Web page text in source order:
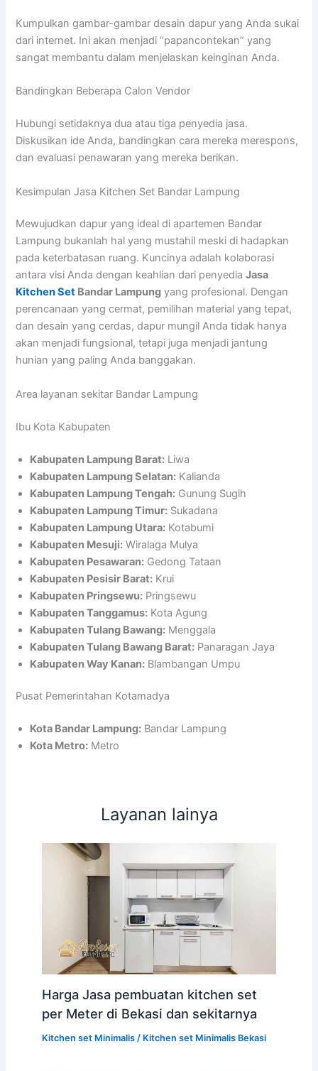
Kumpulkan gambar-gambar desain dapur yang Anda sukai
dari internet. Ini akan menjadi “papancontekan” yang
sangat membantu dalam menjelaskan keinginan Anda.
Bandingkan Beberapa Calon Vendor
Hubungi setidaknya dua atau tiga penyedia jasa.
Diskusikan ide Anda, bandingkan cara mereka merespons,
dan evaluasi penawaran yang mereka berikan.
Kesimpulan Jasa Kitchen Set Bandar Lampung
Mewujudkan dapur yang ideal di apartemen Bandar
Lampung bukanlah hal yang mustahil meski di hadapkan
pada keterbatasan ruang. Kuncinya adalah kolaborasi
antara visi Anda dengan keahlian dari penyediaJasa
Kitchen Set Bandar Lampung yang profesional. Dengan
perencanaan yang cermat, pemilihan material yang tepat,
dan desain yang cerdas, dapur mungil Anda tidak hanya
akan menjadi fungsional, tetapi juga menjadi jantung
hunian yang paling Anda banggakan.
Area layanan sekitar Bandar Lampung
Ibu Kota Kabupaten
Kabupaten Lampung Barat: Liwa
Kabupaten Lampung Selatan: Kalianda
Kabupaten Lampung Tengah: Gunung Sugih
Kabupaten Lampung Timur: Sukadana
Kabupaten Lampung Utara: Kotabumi
Kabupaten Mesuji: Wiralaga Mulya
Kabupaten Pesawaran: Gedong Tataan
Kabupaten Pesisir Barat: Krui
Kabupaten Pringsewu: Pringsewu
Kabupaten Tanggamus: Kota Agung
Kabupaten Tulang Bawang: Menggala
Kabupaten Tulang Bawang Barat: Panaragan Jaya
Kabupaten Way Kanan: Blambangan Umpu
Pusat Pemerintahan Kotamadya
Kota Bandar Lampung: Bandar Lampung
Kota Metro: Metro
Layanan lainya
Harga Jasa pembuatan kitchen set
per Meter di Bekasi dan sekitarnya
Kitchen set Minimalis/ Kitchen set Minimalis Bekasi